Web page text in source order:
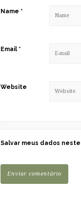
Name *
Email *
Website
Salvar meus dados